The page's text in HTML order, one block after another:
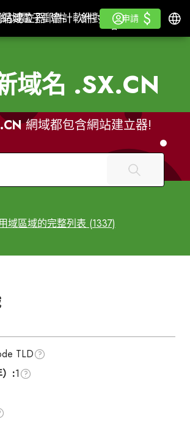
建立器
建立器
網域
網域電子郵件
電子郵件會計軟件
會計軟件針對經銷商白色標籤
針對經銷商
白色標籤
學
學申請
申請
登入 $
$ 繁體
域名 .SX.CN
網域都包含網站建立器!
域區域的完整列表 (1337)
TLD
:1